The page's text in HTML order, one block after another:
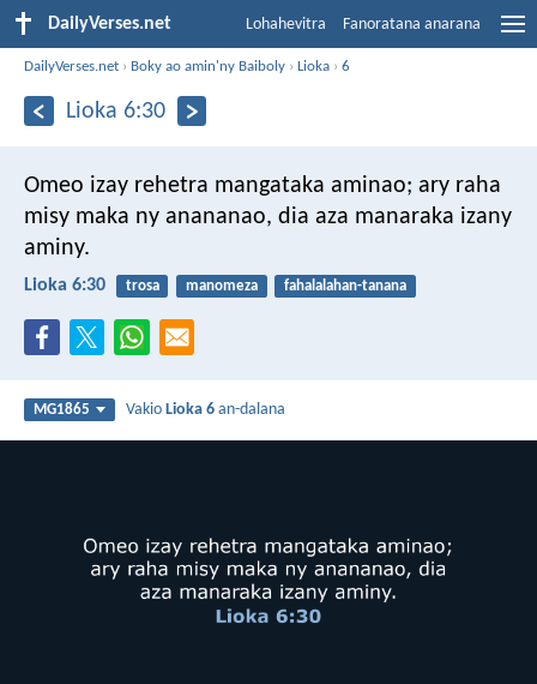
DailyVerses.net Lohahevitra Fanoratana anarana
DailyVerses.net › Boky ao amin'ny Baiboly ›Lioka ›6
Lioka 6:30
Omeo izay rehetra mangataka aminao; ary raha
misy maka ny anananao, dia aza manaraka izany
aminy.
Lioka 6:30 trosa manomeza fahalalahan-tanana
MG1865 VakioLioka 6 an-dalana